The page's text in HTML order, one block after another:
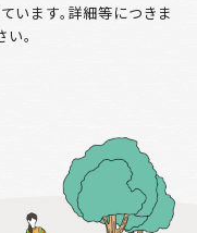
います。詳細等につきま
。